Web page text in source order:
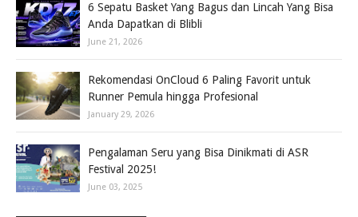
6 Sepatu Basket Yang Bagus dan Lincah Yang Bisa
Anda Dapatkan di Blibli
June 21, 2026
Rekomendasi OnCloud 6 Paling Favorit untuk
Runner Pemula hingga Profesional
January 29, 2026
Pengalaman Seru yang Bisa Dinikmati di ASR
Festival 2025!
June 03, 2025